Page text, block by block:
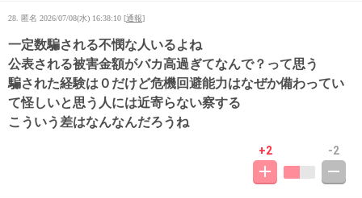
28. 匿名 2026/07/08(水) 16:38:10 [通報]
一定数騙される不憫な人いるよね
公表される被害金額がバカ高過ぎてなんで？って思う
騙された経験は０だけど危機回避能力はなぜか備わってい
て怪しいと思う人には近寄らない察する
こういう差はなんなんだろうね
+2 -2